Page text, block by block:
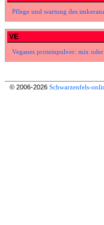
Pflege und wartung des
VE
Veganes proteinpulver: mix
© 2006-2026 Schwarzenfels-